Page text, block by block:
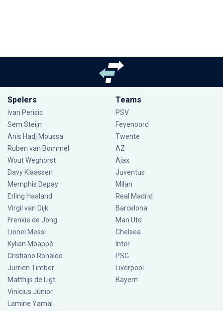
Spelers
Ivan Perisic
Sem Steijn
Anis Hadj Moussa
Ruben van Bommel
Wout Weghorst
Davy Klaassen
Memphis Depay
Erling Haaland
Virgil van Dijk
Frenkie de Jong
Lionel Messi
Kylian Mbappé
Cristiano Ronaldo
Jurriën Timber
Matthijs de Ligt
Vinícius Júnior
Lamine Yamal
Teams
PSV
Feyenoord
Twente
AZ
Ajax
Juventus
Milan
Real Madrid
Barcelona
Man Utd
Chelsea
Inter
PSG
Liverpool
Bayern